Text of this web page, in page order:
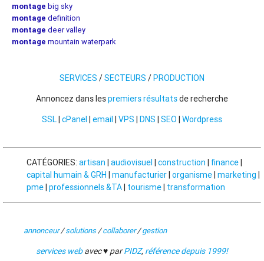
montage big sky
montage definition
montage deer valley
montage mountain waterpark
SERVICES /SECTEURS /PRODUCTION
Annoncez dans lespremiers résultatsde recherche
SSL| cPanel | email | VPS | DNS | SEO | Wordpress
CATÉGORIES: artisan | audiovisuel | construction | finance|
capital humain & GRH | manufacturier| organisme| marketing |
pme| professionnels &TA| tourisme| transformation
annonceur/solutions/collaborer/gestion
services webavec ♥ parPIDZ, référence depuis 1999!